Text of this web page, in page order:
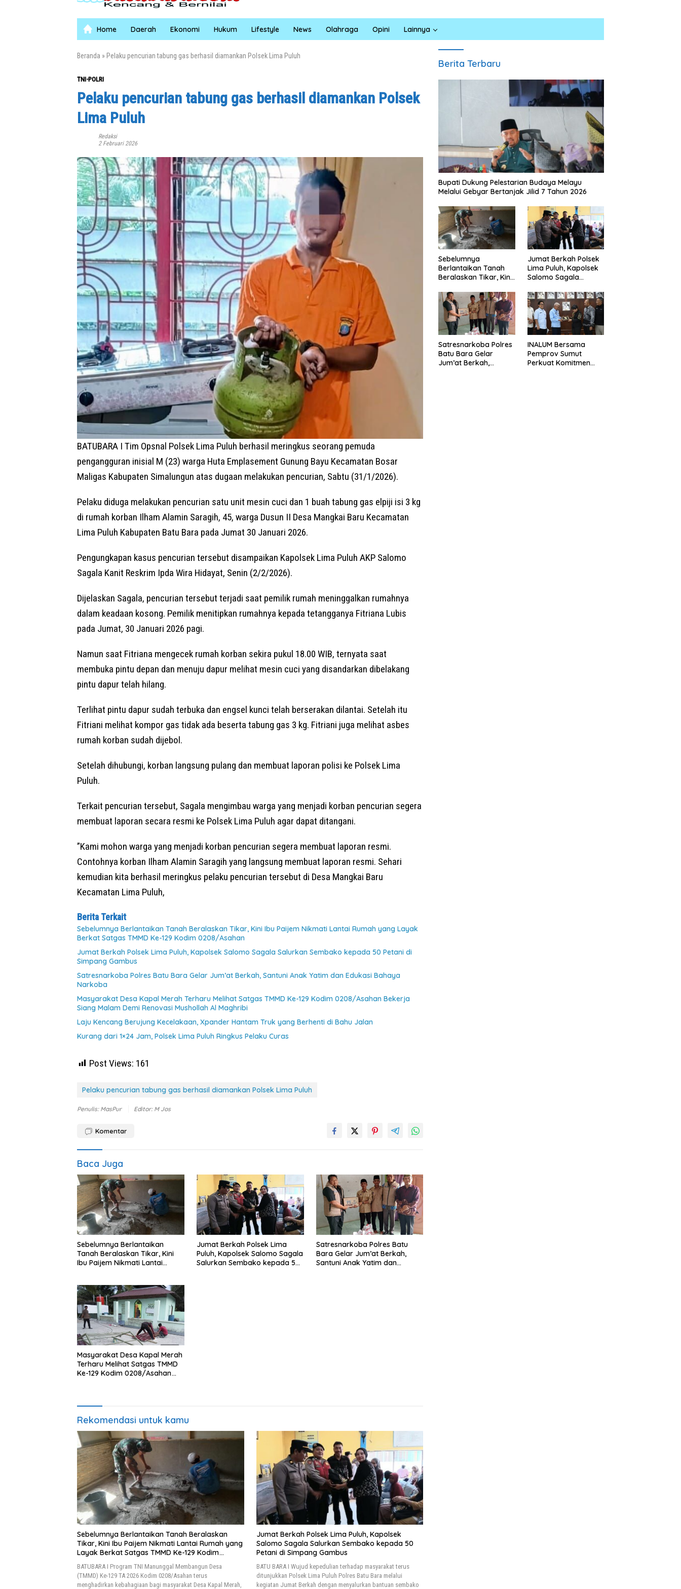
Home Daerah Ekonomi Hukum Lifestyle News Olahraga Opini Lainnya
Beranda » Pelaku pencurian tabung gas berhasil diamankan Polsek Lima Puluh
TNI-POLRI
Pelaku pencurian tabung gas berhasil diamankan Polsek
Lima Puluh
Redaksi
2 Februari 2026
BATUBARA I Tim Opsnal Polsek Lima Puluh berhasil meringkus seorang pemuda
pengangguran inisial M (23) warga Huta Emplasement Gunung Bayu Kecamatan Bosar
Maligas Kabupaten Simalungun atas dugaan melakukan pencurian, Sabtu (31/1/2026).
Pelaku diduga melakukan pencurian satu unit mesin cuci dan 1 buah tabung gas elpiji isi 3 kg
di rumah korban Ilham Alamin Saragih, 45, warga Dusun II Desa Mangkai Baru Kecamatan
Lima Puluh Kabupaten Batu Bara pada Jumat 30 Januari 2026.
‎Pengungkapan kasus pencurian tersebut disampaikan Kapolsek Lima Puluh AKP Salomo
Sagala Kanit Reskrim Ipda Wira Hidayat, Senin (2/2/2026).
‎Dijelaskan Sagala, pencurian tersebut terjadi saat pemilik rumah meninggalkan rumahnya
dalam keadaan kosong. Pemilik menitipkan rumahnya kepada tetangganya Fitriana Lubis
pada Jumat, 30 Januari 2026 pagi.
‎Namun saat Fitriana mengecek rumah korban sekira pukul 18.00 WIB, ternyata saat
membuka pintu depan dan menuju dapur melihat mesin cuci yang disandarkan dibelakang
pintu dapur telah hilang.
‎Terlihat pintu dapur sudah terbuka dan engsel kunci telah berserakan dilantai. Setelah itu
Fitriani melihat kompor gas tidak ada beserta tabung gas 3 kg. Fitriani juga melihat asbes
rumah korban sudah dijebol.
‎Setelah dihubungi, korban langsung pulang dan membuat laporan polisi ke Polsek Lima
Puluh.
‎Terkait pencurian tersebut, Sagala mengimbau warga yang menjadi korban pencurian segera
membuat laporan secara resmi ke Polsek Lima Puluh agar dapat ditangani.
‎”Kami mohon warga yang menjadi korban pencurian segera membuat laporan resmi.
Contohnya korban Ilham Alamin Saragih yang langsung membuat laporan resmi. Sehari
kemudian kita berhasil meringkus pelaku pencurian tersebut di Desa Mangkai Baru
Kecamatan Lima Puluh,
Berita Terkait
Sebelumnya Berlantaikan Tanah Beralaskan Tikar, Kini Ibu Paijem Nikmati Lantai Rumah yang Layak
Berkat Satgas TMMD Ke-129 Kodim 0208/Asahan
Jumat Berkah Polsek Lima Puluh, Kapolsek Salomo Sagala Salurkan Sembako kepada 50 Petani di
Simpang Gambus
Satresnarkoba Polres Batu Bara Gelar Jum’at Berkah, Santuni Anak Yatim dan Edukasi Bahaya
Narkoba
Masyarakat Desa Kapal Merah Terharu Melihat Satgas TMMD Ke-129 Kodim 0208/Asahan Bekerja
Siang Malam Demi Renovasi Mushollah Al Maghribi
Laju Kencang Berujung Kecelakaan, Xpander Hantam Truk yang Berhenti di Bahu Jalan
Kurang dari 1×24 Jam, Polsek Lima Puluh Ringkus Pelaku Curas
Post Views: 161
Pelaku pencurian tabung gas berhasil diamankan Polsek Lima Puluh
Penulis: MasPur Editor: M Jos
Komentar
Baca Juga
Sebelumnya Berlantaikan
Tanah Beralaskan Tikar, Kini
Ibu Paijem Nikmati Lantai
0208/Asahan
Jumat Berkah Polsek Lima
Puluh, Kapolsek Salomo Sagala
Salurkan Sembako kepada 50
Satresnarkoba Polres Batu
Bara Gelar Jum’at Berkah,
Santuni Anak Yatim dan
Masyarakat Desa Kapal Merah
Terharu Melihat Satgas TMMD
Ke-129 Kodim 0208/Asahan
Rekomendasi untuk kamu
Sebelumnya Berlantaikan Tanah Beralaskan
Tikar, Kini Ibu Paijem Nikmati Lantai Rumah yang
Layak Berkat Satgas TMMD Ke-129 Kodim
BATUBARA I Program TNI Manunggal Membangun Desa
(TMMD) Ke-129 TA 2026 Kodim 0208/Asahan terus
menghadirkan kebahagiaan bagi masyarakat Desa Kapal Merah,
Jumat Berkah Polsek Lima Puluh, Kapolsek
Salomo Sagala Salurkan Sembako kepada 50
Petani di Simpang Gambus
BATU BARA I Wujud kepedulian terhadap masyarakat terus
ditunjukkan Polsek Lima Puluh Polres Batu Bara melalui
kegiatan Jumat Berkah dengan menyalurkan bantuan sembako
Berita Terbaru
Bupati Dukung Pelestarian Budaya Melayu
Melalui Gebyar Bertanjak Jilid 7 Tahun 2026
Sebelumnya
Berlantaikan Tanah
Beralaskan Tikar, Kini
Lantai Rumah yang
Layak Berkat Satgas
TMMD Ke-129 Kodim
0208/Asahan
Jumat Berkah Polsek
Lima Puluh, Kapolsek
Salomo Sagala
kepada 50 Petani di
Simpang Gambus
Satresnarkoba Polres
Batu Bara Gelar
Jum’at Berkah,
INALUM Bersama
Pemprov Sumut
Perkuat Komitmen